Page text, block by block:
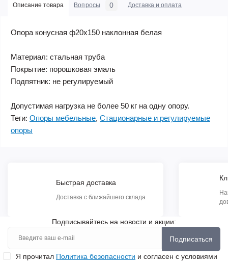
Описание товара Вопросы 0 Доставка и оплата
Опора конусная ф20х150 наклонная белая
Материал: стальная труба
Покрытие: порошковая эмаль
Подпятник: не регулируемый
Допустимая нагрузка не более 50 кг на одну опору.
Теги: Опоры мебельные, Стационарные и регулируемые
опоры
Быстрая доставка
Доставка с ближайшего склада
Подписывайтесь на новости и акции:
Подписаться
Я прочитал Политика безопасности и согласен с условиями